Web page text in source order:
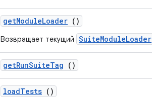
getModuleLoader ()
Возвращает текущий SuiteModuleLoader
getRunSuiteTag ()
loadTests ()